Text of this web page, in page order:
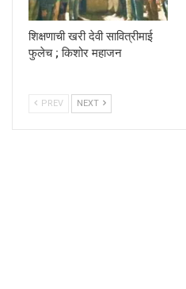
शिक्षणाची खरी देवी सावित्रीमाई
फुलेच ; किशोर महाजन
PREV NEXT